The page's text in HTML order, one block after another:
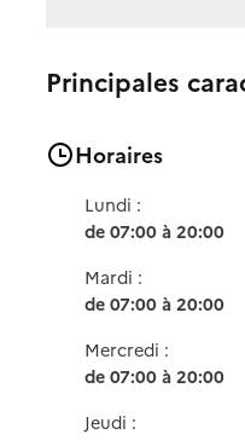
Principales
Horaires
Lundi :
de 07:00 à 20:00
Mardi :
de 07:00 à 20:00
Mercredi :
de 07:00 à 20:00
Jeudi :